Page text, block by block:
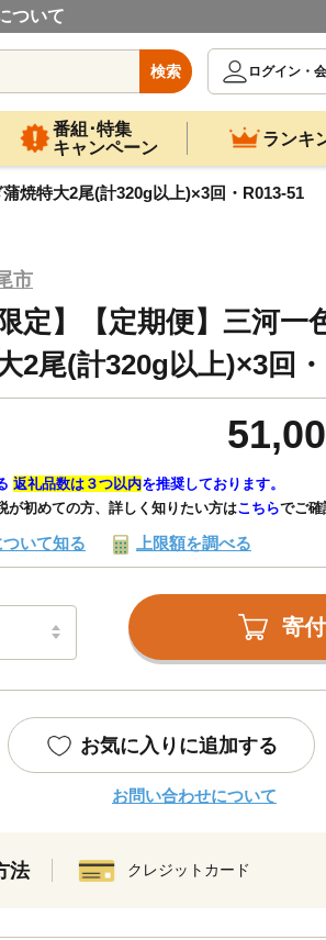
ついて
検索
ログイン・
番組･特集
キャンペーン
ランキ
焼特大2尾(計320g以上)×3回・R013-51
市
限定】【定期便】三河一
2尾(計320g以上)×3回
返礼品数は３つ以内を推奨しております。
が初めての方、詳しく知りたい方はこちらでご確
いて知る 上限額を調べる
寄
お気に入りに追加する
お問い合わせについて
法 クレジットカード